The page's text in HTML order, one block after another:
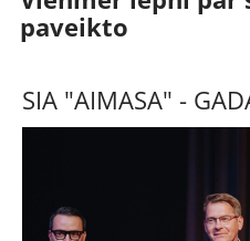
paveikto
SIA "AIMASA" -